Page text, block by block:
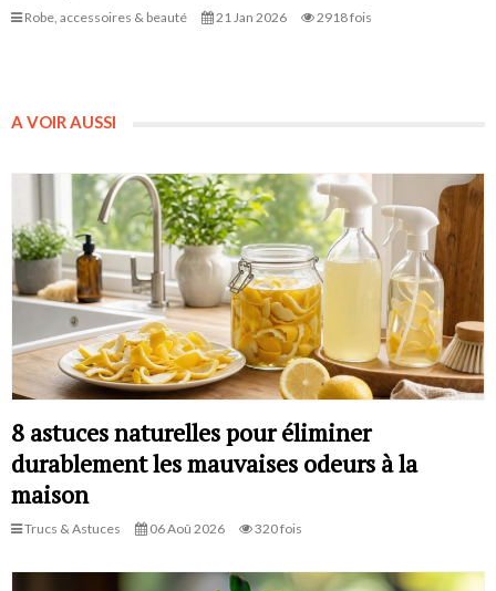
Robe, accessoires & beauté 21 Jan 2026 2918 fois
A VOIR AUSSI
8 astuces naturelles pour éliminer
durablement les mauvaises odeurs à la
maison
Trucs & Astuces 06 Aoû 2026 320 fois